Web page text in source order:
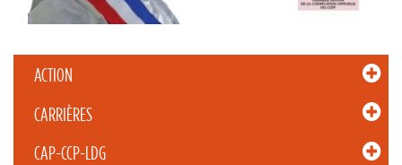
ACTION
CARRIÈRES
CAP-CCP-LDG